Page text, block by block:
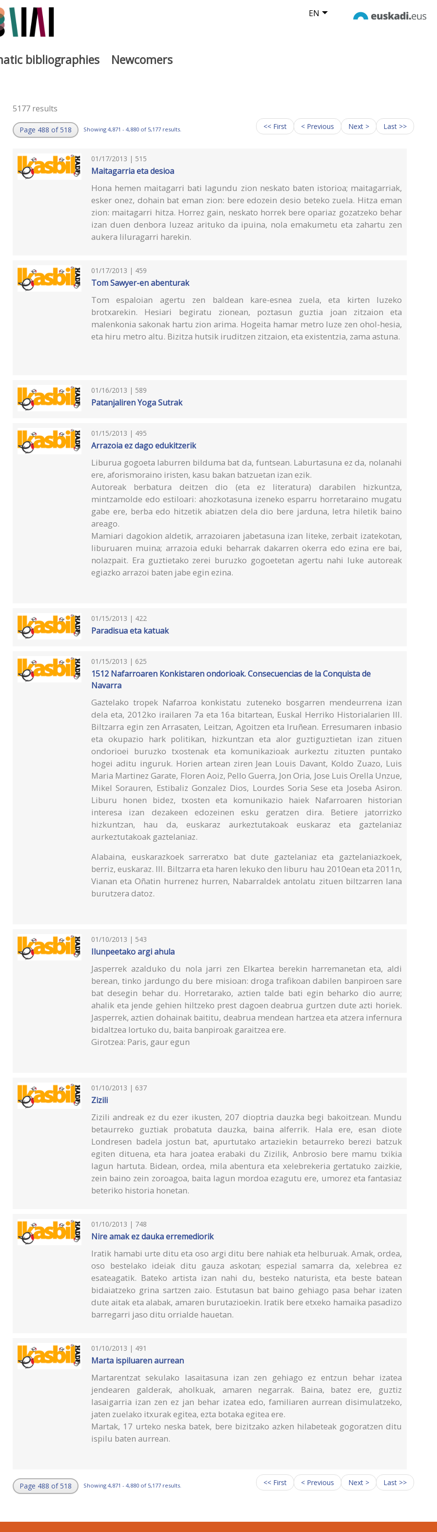
EN
bibliographies Newcomers
5177 results
Page 488 of 518 Showing 4,871 - 4,880 of 5,177 results. << First < Previous Next > Last >>
01/17/2013 | 515
Maitagarria eta desioa
Hona hemen maitagarri bati lagundu zion neskato baten istorioa; maitagarriak,
esker onez, dohain bat eman zion: bere edozein desio beteko zuela. Hitza eman
zion: maitagarri hitza. Horrez gain, neskato horrek bere opariaz gozatzeko behar
izan duen denbora luzeaz arituko da ipuina, nola emakumetu eta zahartu zen
aukera liluragarri harekin.
01/17/2013 | 459
Tom Sawyer-en abenturak
Tom espaloian agertu zen baldean kare-esnea zuela, eta kirten luzeko
brotxarekin. Hesiari begiratu zionean, poztasun guztia joan zitzaion eta
malenkonia sakonak hartu zion arima. Hogeita hamar metro luze zen ohol-hesia,
eta hiru metro altu. Bizitza hutsik iruditzen zitzaion, eta existentzia, zama astuna.
01/16/2013 | 589
Patanjaliren Yoga Sutrak
01/15/2013 | 495
Arrazoia ez dago edukitzerik
Liburua gogoeta laburren bilduma bat da, funtsean. Laburtasuna ez da, nolanahi
ere, aforismoraino iristen, kasu bakan batzuetan izan ezik.
Autoreak berbatura deitzen dio (eta ez literatura) darabilen hizkuntza,
mintzamolde edo estiloari: ahozkotasuna izeneko esparru horretaraino mugatu
gabe ere, berba edo hitzetik abiatzen dela dio bere jarduna, letra hiletik baino
areago.
Mamiari dagokion aldetik, arrazoiaren jabetasuna izan liteke, zerbait izatekotan,
liburuaren muina; arrazoia eduki beharrak dakarren okerra edo ezina ere bai,
nolazpait. Era guztietako zerei buruzko gogoetetan agertu nahi luke autoreak
egiazko arrazoi baten jabe egin ezina.
01/15/2013 | 422
Paradisua eta katuak
01/15/2013 | 625
1512 Nafarroaren Konkistaren ondorioak. Consecuencias de la Conquista de
Navarra
Gaztelako tropek Nafarroa konkistatu zuteneko bosgarren mendeurrena izan
dela eta, 2012ko irailaren 7a eta 16a bitartean, Euskal Herriko Historialarien III.
Biltzarra egin zen Arrasaten, Leitzan, Agoitzen eta Iruñean. Erresumaren inbasio
eta okupazio hark politikan, hizkuntzan eta alor guztiguztietan izan zituen
ondorioei buruzko txostenak eta komunikazioak aurkeztu zituzten puntako
hogei aditu inguruk. Horien artean ziren Jean Louis Davant, Koldo Zuazo, Luis
Maria Martinez Garate, Floren Aoiz, Pello Guerra, Jon Oria, Jose Luis Orella Unzue,
Mikel Sorauren, Estibaliz Gonzalez Dios, Lourdes Soria Sese eta Joseba Asiron.
Liburu honen bidez, txosten eta komunikazio haiek Nafarroaren historian
interesa izan dezakeen edozeinen esku geratzen dira. Betiere jatorrizko
hizkuntzan, hau da, euskaraz aurkeztutakoak euskaraz eta gaztelaniaz
aurkeztutakoak gaztelaniaz.
Alabaina, euskarazkoek sarreratxo bat dute gaztelaniaz eta gaztelaniazkoek,
berriz, euskaraz. III. Biltzarra eta haren lekuko den liburu hau 2010ean eta 2011n,
Vianan eta Oñatin hurrenez hurren, Nabarraldek antolatu zituen biltzarren lana
burutzera datoz.
01/10/2013 | 543
Ilunpeetako argi ahula
Jasperrek azalduko du nola jarri zen Elkartea berekin harremanetan eta, aldi
berean, tinko jardungo du bere misioan: droga trafikoan dabilen banpiroen sare
bat desegin behar du. Horretarako, aztien talde bati egin beharko dio aurre;
ahalik eta jende gehien hiltzeko prest dagoen deabrua gurtzen dute azti horiek.
Jasperrek, aztien dohainak baititu, deabrua mendean hartzea eta atzera infernura
bidaltzea lortuko du, baita banpiroak garaitzea ere.
Girotzea: Paris, gaur egun
01/10/2013 | 637
Zizili
Zizili andreak ez du ezer ikusten, 207 dioptria dauzka begi bakoitzean. Mundu
betaurreko guztiak probatuta dauzka, baina alferrik. Hala ere, esan diote
Londresen badela jostun bat, apurtutako artaziekin betaurreko berezi batzuk
egiten dituena, eta hara joatea erabaki du Zizilik, Anbrosio bere mamu txikia
lagun hartuta. Bidean, ordea, mila abentura eta xelebrekeria gertatuko zaizkie,
zein baino zein zoroagoa, baita lagun mordoa ezagutu ere, umorez eta fantasiaz
beteriko historia honetan.
01/10/2013 | 748
Nire amak ez dauka erremediorik
Iratik hamabi urte ditu eta oso argi ditu bere nahiak eta helburuak. Amak, ordea,
oso bestelako ideiak ditu gauza askotan; espezial samarra da, xelebrea ez
esateagatik. Bateko artista izan nahi du, besteko naturista, eta beste batean
bidaiatzeko grina sartzen zaio. Estutasun bat baino gehiago pasa behar izaten
dute aitak eta alabak, amaren burutazioekin. Iratik bere etxeko hamaika pasadizo
barregarri jaso ditu orrialde hauetan.
01/10/2013 | 491
Marta ispiluaren aurrean
Martarentzat sekulako lasaitasuna izan zen gehiago ez entzun behar izatea
jendearen galderak, aholkuak, amaren negarrak. Baina, batez ere, guztiz
lasaigarria izan zen ez jan behar izatea edo, familiaren aurrean disimulatzeko,
jaten zuelako itxurak egitea, ezta botaka egitea ere.
Martak, 17 urteko neska batek, bere bizitzako azken hilabeteak gogoratzen ditu
ispilu baten aurrean.
Page 488 of 518 Showing 4,871 - 4,880 of 5,177 results. << First < Previous Next > Last >>